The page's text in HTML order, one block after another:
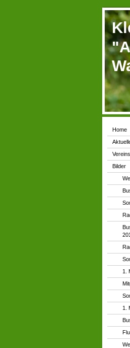
Home
Bilder
1.
1.